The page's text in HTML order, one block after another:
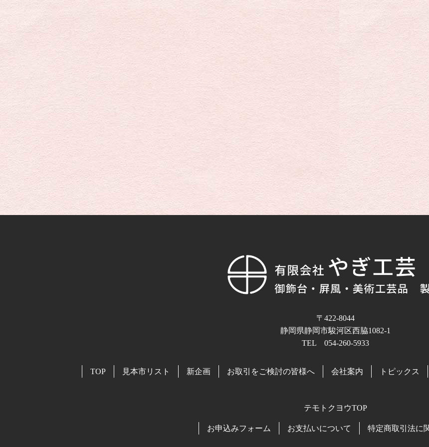
〒422-8044
静岡県静岡市駿河区西脇1082-1
TEL 054-260-5933
TOP 見本市リスト 新企画 お取引をご検討の皆様へ 会社案内 トピックス
テモトクヨウTOP
お申込みフォーム お支払いについて 特定商取引法に